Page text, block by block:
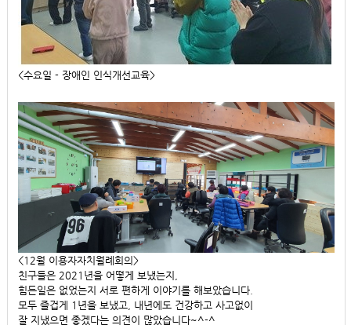
<수요일 - 장애인 인식개선교육>
<12월 이용자자치월례회의>
친구들은 2021년을 어떻게 보냈는지,
힘든일은 없었는지 서로 편하게 이야기를 해보았습니다.
모두 즐겁게 1년을 보냈고, 내년에도 건강하고 사고없이
잘 지냈으면 좋겠다는 의견이 많았습니다~^-^